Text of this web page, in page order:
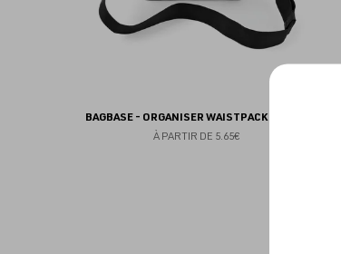
BAGBASE - ORGANISER WAISTPACK 243GSM
À PARTIR DE 5.65€